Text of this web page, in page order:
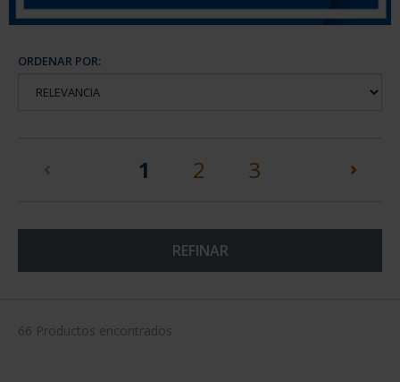
ORDENAR POR:
1 (current)
2 3
REFINAR
66 Productos encontrados